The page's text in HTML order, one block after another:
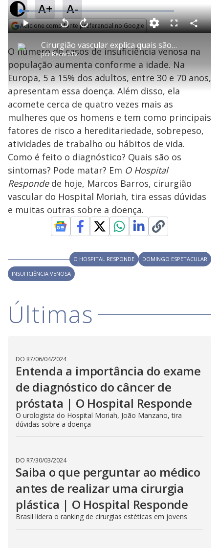
A+ A-
Adicione como fonte preferencial no Google
P
l
a
y
V
i
d
e
Cirurgião vascular explica quais são as causas da insuficiência venosa | O Hospital Responde
por RecordTV
P V
l
a
r
0
e
g
n
d
s
A
n
ç
a
1
s
e
u
n
M
u
d
o
L
o
a
d
e
5
.
4
7
%
F
l
s
c
r
e
n
C
o
a
r
a
O número de casos de insuficiência venosa na
população aumenta conforme a idade. Na
Europa, 5 a 15% dos adultos, entre 30 e 70 anos,
apresentam essa doença. Além disso, ela
acomete cerca de quatro vezes mais as
mulheres que os homens e tem como principais
fatores de risco a hereditariedade, sobrepeso,
atividades de trabalho ou hábitos de vida.
Como é feito o diagnóstico? Quais são os
sintomas? Pode matar? Em O Hospital
Respondede hoje, Marcos Barros, cirurgião
vascular do Hospital Moriah, tira essas dúvidas
e muitas outras sobre a doença.
O HOSPITAL RESPONDE
DOMINGO ESPETACULAR
INSUFICIÊNCIA VENOSA
Últimas
DO R7/06/04/2024
Entenda a importância do exame
de diagnóstico do câncer de
próstata | O Hospital Responde
O urologista do Hospital Moriah, João Manzano, tira
dúvidas sobre a doença
DO R7/30/03/2024
Saiba o que perguntar ao médico
antes de realizar uma cirurgia
plástica | O Hospital Responde
Brasil lidera o ranking de cirurgias estéticas em jovens